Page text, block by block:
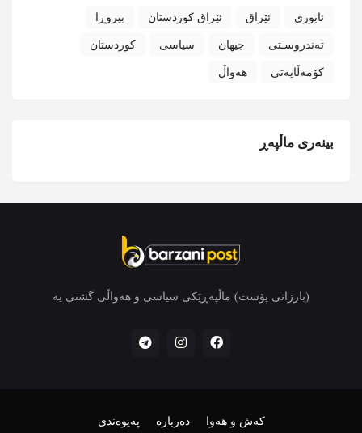
ئابوری ئێراق ئێراق کوردستان بیروڕا
تەندروسـتی جیهان سیاسی کوردستان
کۆمەڵایەتی هەواڵ
بینەری ماڵپەڕ
(بارزانی پۆست) ماڵپەڕێکی سیاسی و هەواڵی گشتی یە
کەش و هەوا دەربارە پەیوەندی